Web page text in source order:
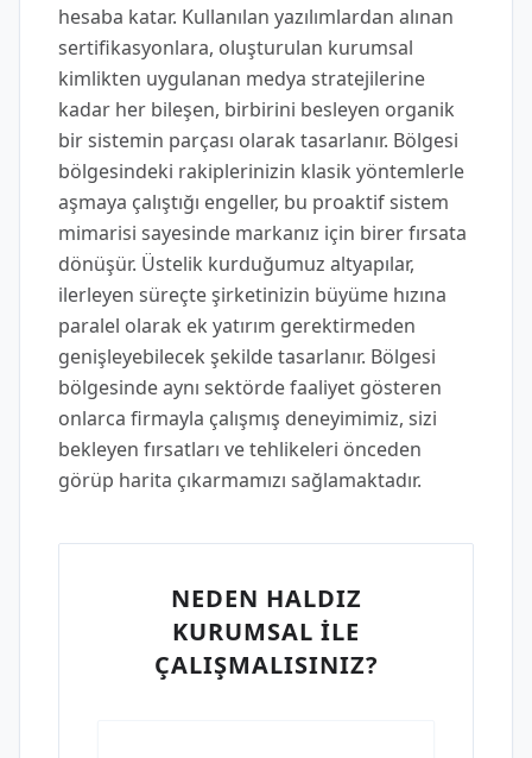
hesaba katar. Kullanılan yazılımlardan alınan
sertifikasyonlara, oluşturulan kurumsal
kimlikten uygulanan medya stratejilerine
kadar her bileşen, birbirini besleyen organik
bir sistemin parçası olarak tasarlanır. Bölgesi
bölgesindeki rakiplerinizin klasik yöntemlerle
aşmaya çalıştığı engeller, bu proaktif sistem
mimarisi sayesinde markanız için birer fırsata
dönüşür. Üstelik kurduğumuz altyapılar,
ilerleyen süreçte şirketinizin büyüme hızına
paralel olarak ek yatırım gerektirmeden
genişleyebilecek şekilde tasarlanır. Bölgesi
bölgesinde aynı sektörde faaliyet gösteren
onlarca firmayla çalışmış deneyimimiz, sizi
bekleyen fırsatları ve tehlikeleri önceden
görüp harita çıkarmamızı sağlamaktadır.
NEDEN HALDIZ
KURUMSAL İLE
ÇALIŞMALISINIZ?